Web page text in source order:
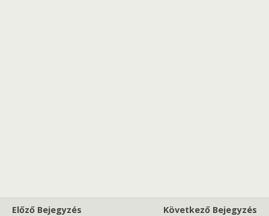
Előző Bejegyzés
Következő Bejegyzés